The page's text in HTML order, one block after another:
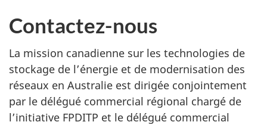
Contactez-nous
La mission canadienne sur les technologies de
stockage de l’énergie et de modernisation des
réseaux en Australie est dirigée conjointement
par le délégué commercial régional chargé de
l’initiative FPDITP et le délégué commercial